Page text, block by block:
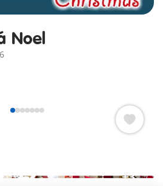
Noel
+3